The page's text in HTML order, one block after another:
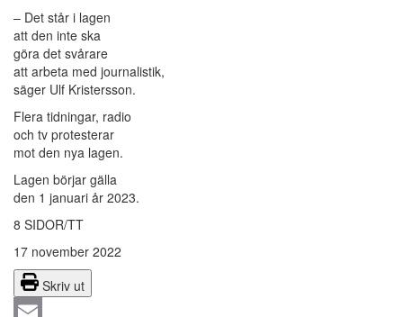
– Det står i lagen
att den inte ska
göra det svårare
att arbeta med journalistik,
säger Ulf Kristersson.
Flera tidningar, radio
och tv protesterar
mot den nya lagen.
Lagen börjar gälla
den 1 januari år 2023.
8 SIDOR/TT
17 november 2022
Skriv ut